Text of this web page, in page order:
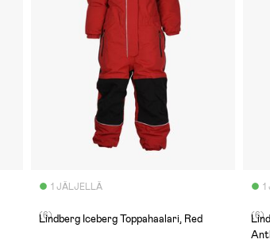
1 JÄLJELLÄ
(6)
Lindberg Iceberg Toppahaalari, Red
1
(6)